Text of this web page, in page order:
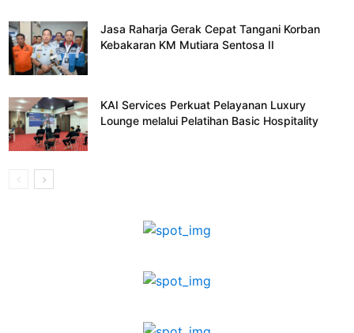
Jasa Raharja Gerak Cepat Tangani Korban
Kebakaran KM Mutiara Sentosa II
KAI Services Perkuat Pelayanan Luxury
Lounge melalui Pelatihan Basic Hospitality